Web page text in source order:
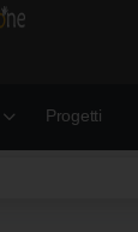
Progetti